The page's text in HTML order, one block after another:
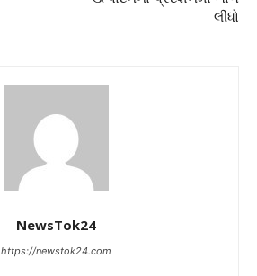
લીધો
NewsTok24
https://newstok24.com